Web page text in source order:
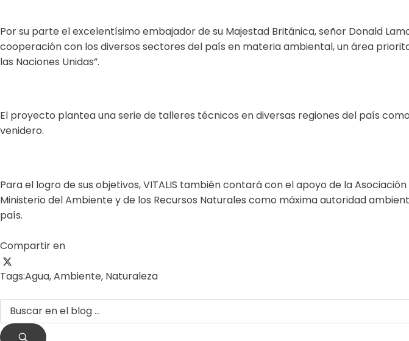
Por su parte el excelentísimo embajador de su Majestad Británica, señor Donald
cooperación con los diversos sectores del país en materia ambiental, un área
las Naciones Unidas”.
El proyecto plantea una serie de talleres técnicos en diversas regiones del país
venidero.
Para el logro de sus objetivos, VITALIS también contará con el apoyo de la
Ministerio del Ambiente y de los Recursos Naturales como máxima autoridad
país.
Compartir en
Tags:Agua,Ambiente, Naturaleza